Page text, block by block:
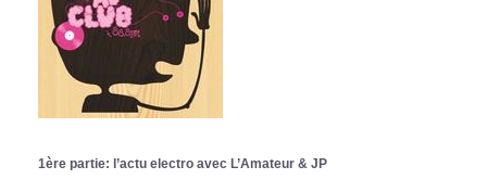
1ère partie: l’actu electro avec L’Amateur & JP